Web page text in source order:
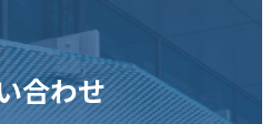
合わせ